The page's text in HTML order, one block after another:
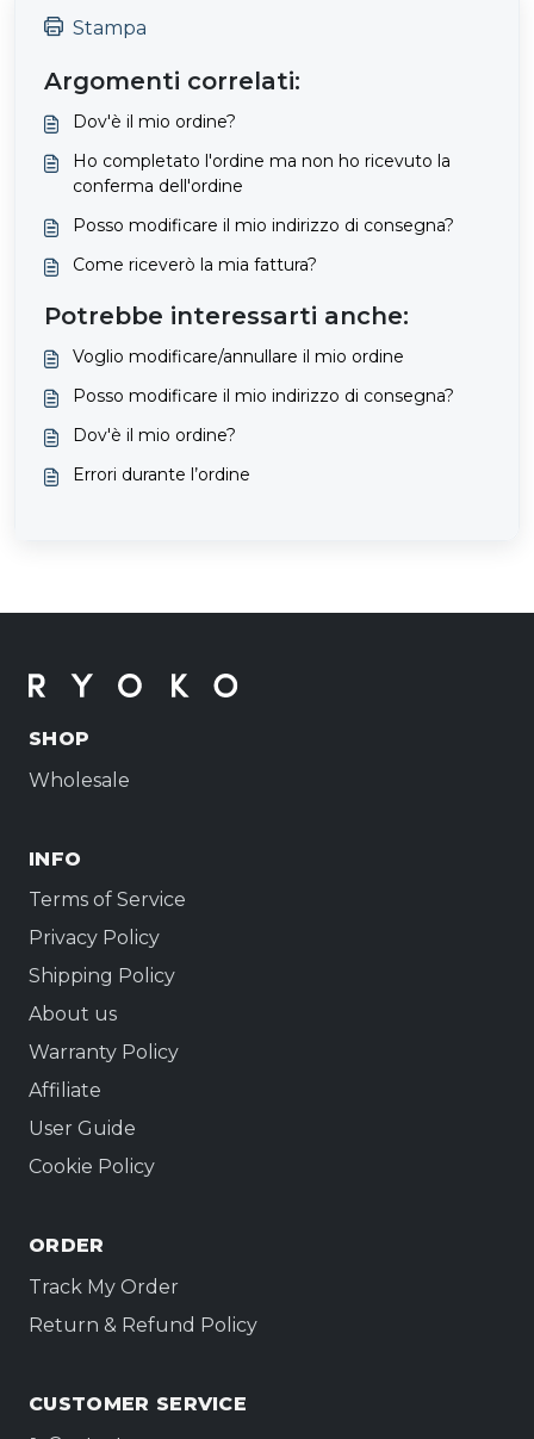
Stampa
Argomenti correlati:
Dov'è il mio ordine?
Ho completato l'ordine ma non ho ricevuto la
conferma dell'ordine
Posso modificare il mio indirizzo di consegna?
Come riceverò la mia fattura?
Potrebbe interessarti anche:
Voglio modificare/annullare il mio ordine
Posso modificare il mio indirizzo di consegna?
Dov'è il mio ordine?
Errori durante l’ordine
SHOP
Wholesale
INFO
Terms of Service
Privacy Policy
Shipping Policy
About us
Warranty Policy
Affiliate
User Guide
Cookie Policy
ORDER
Track My Order
Return & Refund Policy
CUSTOMER SERVICE